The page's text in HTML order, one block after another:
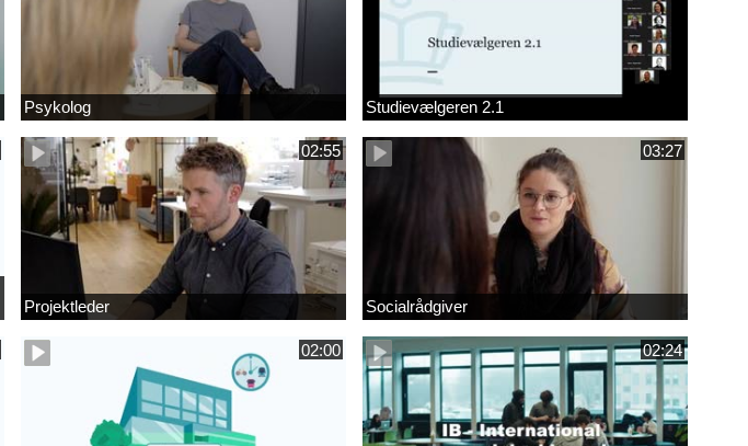
Psykolog Studievælgeren 2.1
02:55
Projektleder
03:27
Socialrådgiver
02:00 02:24